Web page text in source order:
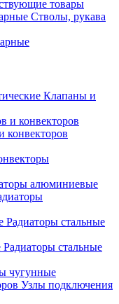
товары
Стволы, рукава
Клапаны и
конвекторов
алюминиевые
Радиаторы стальные
Радиаторы стальные
чугунные
Узлы подключения